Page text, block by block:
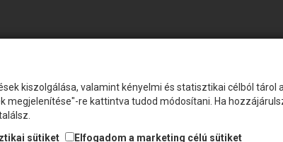
kiszolgálása, valamint kényelmi és statisztikai célból tárol
re kattintva tudod módosítani. Ha
sütiket Elfogadom a marketing célú sütiket